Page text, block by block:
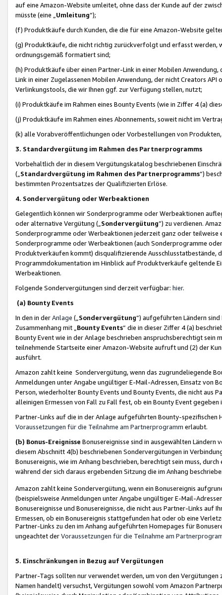
auf eine Amazon-Website umleitet, ohne dass der Kunde auf der
müsste (eine „ Umleitung“);
(f) Produktkäufe durch Kunden, die die für eine Amazon-Website
(g) Produktkäufe, die nicht richtig zurückverfolgt und erfasst werden,
ordnungsgemäß formatiert sind;
(h) Produktkäufe über einen Partner-Link in einer Mobilen
Link in einer Zugelassenen Mobilen Anwendung, der nicht Creators
Verlinkungstools, die wir Ihnen ggf. zur Verfügung stellen, nutzt;
(i) Produktkäufe im Rahmen eines Bounty Events (wie in Ziffer 4 (a)
(j) Produktkäufe im Rahmen eines Abonnements, soweit nicht im
(k) alle Vorabveröffentlichungen oder Vorbestellungen von
3. Standardvergütung im Rahmen des Partnerprogramms
Vorbehaltlich der in diesem Vergütungskatalog beschriebenen
(„ Standardvergütung im Rahmen des Partnerprogramms“)
bestimmten Prozentsatzes der Qualifizierten Erlöse.
4. Sondervergütung oder Werbeaktionen
Gelegentlich können wir Sonderprogramme oder Werbeaktionen
oder alternative Vergütung („ Sondervergütung”) zu verdienen.
Sonderprogramme oder Werbeaktionen jederzeit ganz oder
Sonderprogramme oder Werbeaktionen (auch Sonderprogramme
Produktverkäufen kommt) disqualifizierende Ausschlusstatbestände,
Programmdokumentation im Hinblick auf Produktverkäufe geltende
Werbeaktionen.
Folgende Sondervergütungen sind derzeit verfügbar: hier.
(a) Bounty Events
In den in derAnlage („ Sondervergütung“) aufgeführten Ländern
Zusammenhang mit „ Bounty Events“ die in dieser Ziffer 4 (a)
Bounty Event wie in der Anlage beschrieben anspruchsberechtigt sein
teilnehmende Startseite einer Amazon-Website aufruft und (2) der
ausführt.
Amazon zahlt keine Sondervergütung, wenn das zugrundeliegende
Anmeldungen unter Angabe ungültiger E-Mail-Adressen, Einsatz von
Person, wiederholter Bounty Events und Bounty Events, die nicht
alleinigen Ermessen von Fall zu Fall fest, ob ein Bounty Event
Partner-Links auf die in der Anlage aufgeführten Bounty-spezifischen
Voraussetzungen für die Teilnahme am Partnerprogramm erlaubt.
(b) Bonus-Ereignisse Bonusereignisse sind in ausgewählten Ländern
diesem Abschnitt 4(b) beschriebenen Sondervergütungen in
Bonusereignis, wie im Anhang beschrieben, berechtigt sein muss,
während der sich daraus ergebenden Sitzung die im Anhang
Amazon zahlt keine Sondervergütung, wenn ein Bonusereignis
(beispielsweise Anmeldungen unter Angabe ungültiger E-Mail-
Bonusereignisse und Bonusereignisse, die nicht aus Partner-Links auf
Ermessen, ob ein Bonusereignis stattgefunden hat oder ob eine
Partner-Links zu den im Anhang aufgeführten Homepages für
ungeachtet derVoraussetzungen für die Teilnahme am
5. Einschränkungen in Bezug auf Vergütungen
Partner-Tags sollten nur verwendet werden, um von den
Namen handelt) versuchst, Vergütungen sowohl vom Amazon